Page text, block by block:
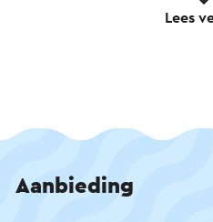
Bezorging mogelijk op
favoriete tweewieler
Valkbike is Official
Kalkhoff, Phatfour en Santa
Lees
Aanbieding